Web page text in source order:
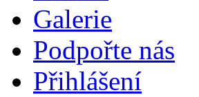
Galerie
Podpořte nás
Přihlášení